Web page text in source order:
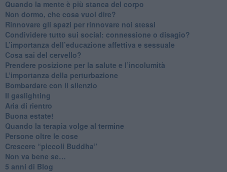
​Quando la mente è più stanca del corpo
Non dormo, che cosa vuol dire?
​Rinnovare gli spazi per rinnovare noi stessi
​Condividere tutto sui social: connessione o disagio?
​L’importanza dell’educazione affettiva e sessuale
​Cosa sai del cervello?
Prendere posizione per la salute e l’incolumità
L’importanza della perturbazione
​Bombardare con il silenzio
Il gaslighting
Aria di rientro
Buona estate!
​Quando la terapia volge al termine
​Persone oltre le cose
​Crescere “piccoli Buddha”
Non va bene se…
​5 anni di Blog